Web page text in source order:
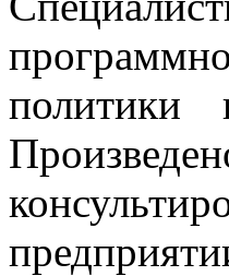
политики